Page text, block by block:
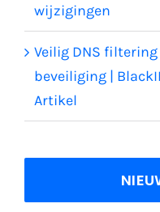
wijzigingen
Veilig DNS
beveiliging |
Artikel